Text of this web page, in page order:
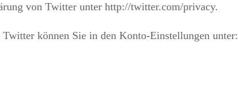
von Twitter unter http://twitter.com/privacy.
können Sie in den Konto-Einstellungen unter: